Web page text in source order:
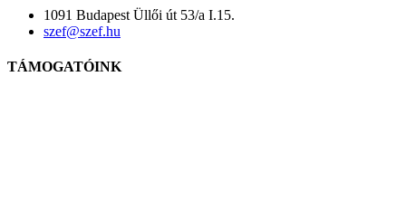
1091 Budapest Üllői út 53/a I.15.
szef@szef.hu
TÁMOGATÓINK